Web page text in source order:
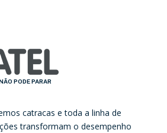
PODE PARAR
catracas e toda a linha de
transformam o desempenho